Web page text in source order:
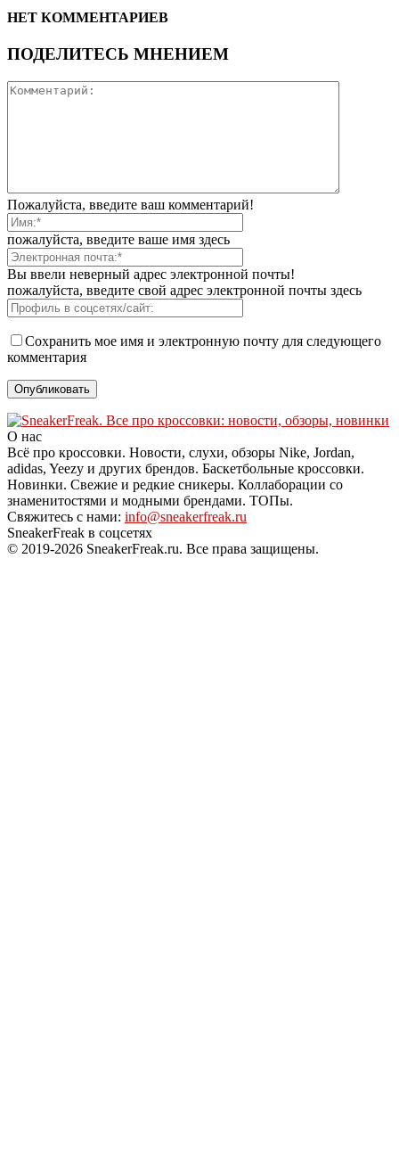
НЕТ КОММЕНТАРИЕВ
ПОДЕЛИТЕСЬ МНЕНИЕМ
Пожалуйста, введите ваш комментарий!
пожалуйста, введите ваше имя здесь
Вы ввели неверный адрес электронной почты!
пожалуйста, введите свой адрес электронной почты здесь
Сохранить мое имя и электронную почту для следующего
комментария
О нас
Всё про кроссовки. Новости, слухи, обзоры Nike, Jordan,
adidas, Yeezy и других брендов. Баскетбольные кроссовки.
Новинки. Свежие и редкие сникеры. Коллаборации со
знаменитостями и модными брендами. ТОПы.
Свяжитесь с нами: info@sneakerfreak.ru
SneakerFreak в соцсетях
© 2019-2026 SneakerFreak.ru. Все права защищены.